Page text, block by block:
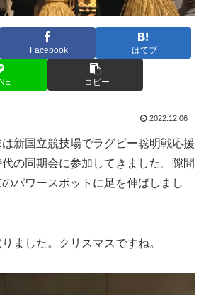
Facebook はてブ
コピー
2022.12.06
新国立競技場でラグビー聡明戦応援
の同期会に参加してきました。隙間
パワースポットに足を伸ばしまし
ました。クリスマスですね。